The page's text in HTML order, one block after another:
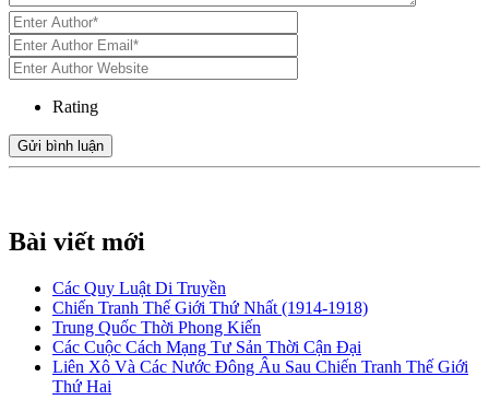
Rating
Bài viết mới
Các Quy Luật Di Truyền
Chiến Tranh Thế Giới Thứ Nhất (1914-1918)
Trung Quốc Thời Phong Kiến
Các Cuộc Cách Mạng Tư Sản Thời Cận Đại
Liên Xô Và Các Nước Đông Âu Sau Chiến Tranh Thế Giới
Thứ Hai